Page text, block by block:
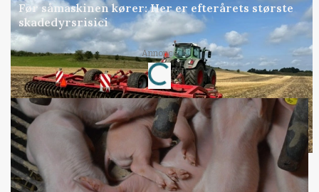
Før såmaskinen kører: Her er efterårets største
skadedyrsrisici
Annonce
Loading...